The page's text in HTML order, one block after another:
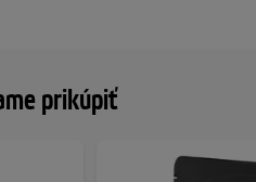
prikúpiť